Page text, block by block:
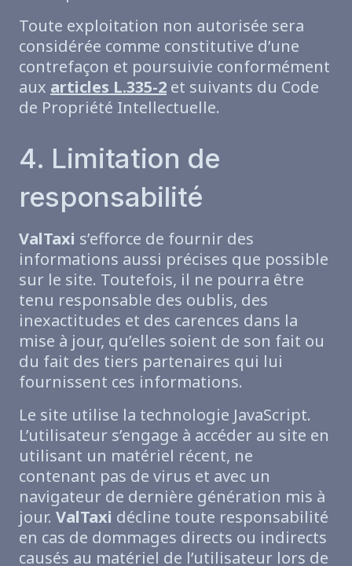
Toute exploitation non autorisée sera
considérée comme constitutive d’une
contrefaçon et poursuivie conformément
aux articles L.335-2 et suivants du Code
de Propriété Intellectuelle.
4. Limitation de
responsabilité
ValTaxi s’efforce de fournir des
informations aussi précises que possible
sur le site. Toutefois, il ne pourra être
tenu responsable des oublis, des
inexactitudes et des carences dans la
mise à jour, qu’elles soient de son fait ou
du fait des tiers partenaires qui lui
fournissent ces informations.
Le site utilise la technologie JavaScript.
L’utilisateur s’engage à accéder au site en
utilisant un matériel récent, ne
contenant pas de virus et avec un
navigateur de dernière génération mis à
jour. ValTaxi décline toute responsabilité
en cas de dommages directs ou indirects
causés au matériel de l’utilisateur lors de